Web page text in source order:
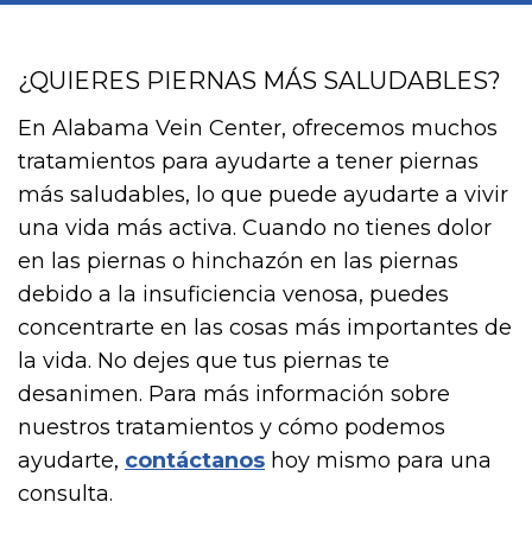
¿QUIERES PIERNAS MÁS SALUDABLES?
En Alabama Vein Center, ofrecemos muchos
tratamientos para ayudarte a tener piernas
más saludables, lo que puede ayudarte a vivir
una vida más activa. Cuando no tienes dolor
en las piernas o hinchazón en las piernas
debido a la insuficiencia venosa, puedes
concentrarte en las cosas más importantes de
la vida. No dejes que tus piernas te
desanimen. Para más información sobre
nuestros tratamientos y cómo podemos
ayudarte, contáctanos hoy mismo para una
consulta.